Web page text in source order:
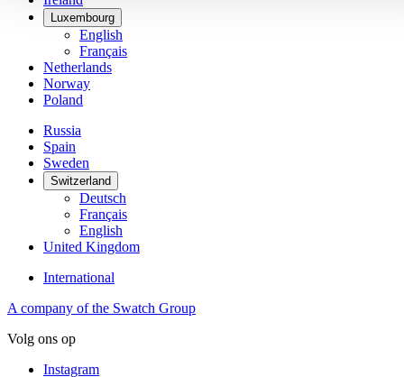
Luxembourg
English
Français
Netherlands
Norway
Poland
Russia
Spain
Sweden
Switzerland
Deutsch
Français
English
United Kingdom
International
A company of the Swatch Group
Volg ons op
Instagram